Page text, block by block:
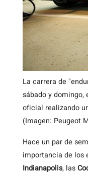
La carrera de
sábado y domingo,
oficial realizando
(Imagen: Peugeot
Hace un par de
importancia de los
Indianapolis, las